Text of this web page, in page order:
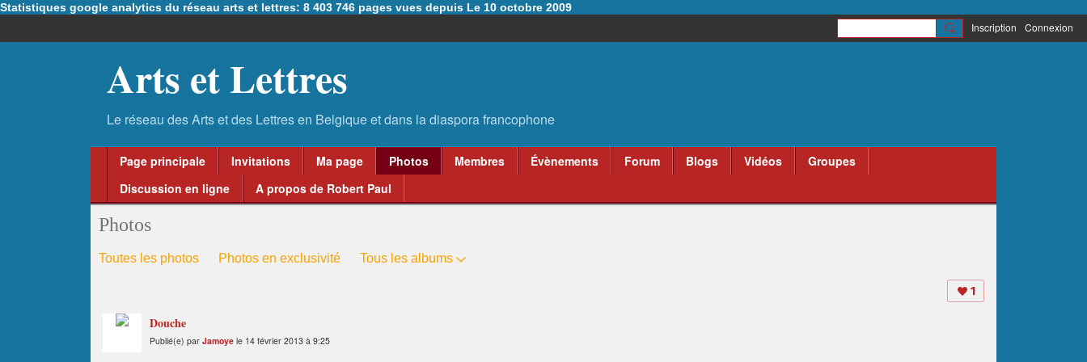
Statistiques google analytics du réseau arts et lettres: 8 403 746 pages vues depuis Le 10 octobre 2009
Inscription Connexion
Arts et Lettres
Page principale Invitations Ma page Photos Membres Évènements Forum Blogs Vidéos
Groupes
Discussion en ligne
A propos de Robert Paul
Photos
Toutes les photos Photos en exclusivité Tous les albums
1
Douche
Publié(e) par Jamoye le 14 février 2013 à 9:25